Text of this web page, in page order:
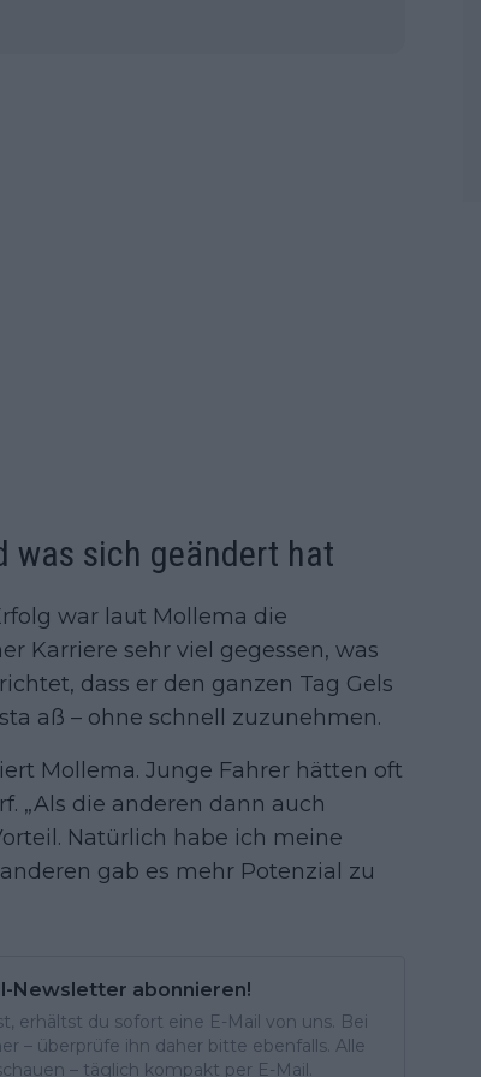
was sich geändert hat
war laut Mollema die
Karriere sehr viel gegessen, was
dass er den ganzen Tag Gels
aß – ohne schnell zuzunehmen.
Mollema. Junge Fahrer hätten oft
„Als die anderen dann auch
Natürlich habe ich meine
gab es mehr Potenzial zu
Newsletter abonnieren!
erhältst du sofort eine E-Mail von uns. Bei
– überprüfe ihn daher bitte ebenfalls. Alle
– täglich kompakt per E-Mail.